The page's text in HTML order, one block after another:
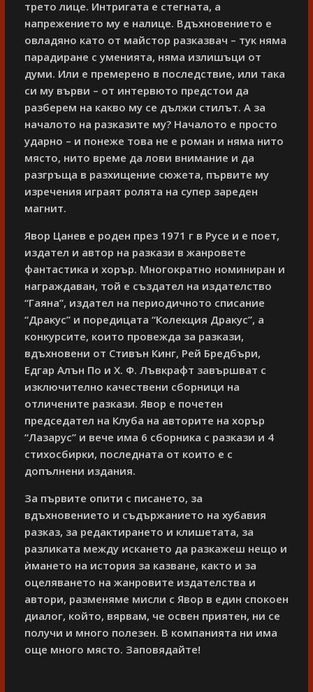
трето лице. Интригата е стегната, а
напрежението му е налице. Вдъхновението е
овладяно като от майстор разказвач – тук няма
парадиране с уменията, няма излишъци от
думи. Или е премерено в последствие, или така
си му върви – от интервюто предстои да
разберем на какво му се дължи стилът. А за
началото на разказите му? Началото е просто
ударно – и понеже това не е роман и няма нито
място, нито време да лови внимание и да
разгръща в разхищение сюжета, първите му
изречения играят ролята на супер зареден
магнит.
Явор Цанев е роден през 1971 г в Русе и е поет,
издател и автор на разкази в жанровете
фантастика и хорър. Многократно номиниран и
награждаван, той е създател на издателство
“Гаяна”, издател на периодичното списание
“Дракус” и поредицата “Колекция Дракус”, а
конкурсите, които провежда за разкази,
вдъхновени от Стивън Кинг, Рей Бредбъри,
Едгар Алън По и Х. Ф. Лъвкрафт завършват с
изключително качествени сборници на
отличените разкази. Явор е почетен
председател на Клуба на авторите на хорър
“Лазарус” и вече има 6 сборника с разкази и 4
стихосбирки, последната от които е с
допълнени издания.
За първите опити с писането, за
вдъхновението и съдържанието на хубавия
разказ, за редактирането и клишетата, за
разликата между искането да разкажеш нещо и
ѝмането на история за казване, както и за
оцеляването на жанровите издателства и
автори, разменяме мисли с Явор в един спокоен
диалог, който, вярвам, че освен приятен, ни се
получи и много полезен. В компанията ни има
още много място. Заповядайте!